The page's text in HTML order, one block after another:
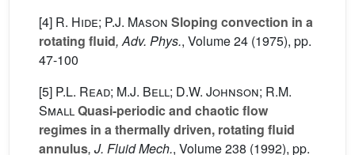
[4] R. Hide; P.J. Mason Sloping convection in a
rotating fluid, Adv. Phys., Volume 24 (1975), pp.
47-100
[5] P.L. Read; M.J. Bell; D.W. Johnson; R.M.
SmallQuasi-periodic and chaotic flow
regimes in a thermally driven, rotating fluid
annulus, J. Fluid Mech., Volume 238 (1992), pp.